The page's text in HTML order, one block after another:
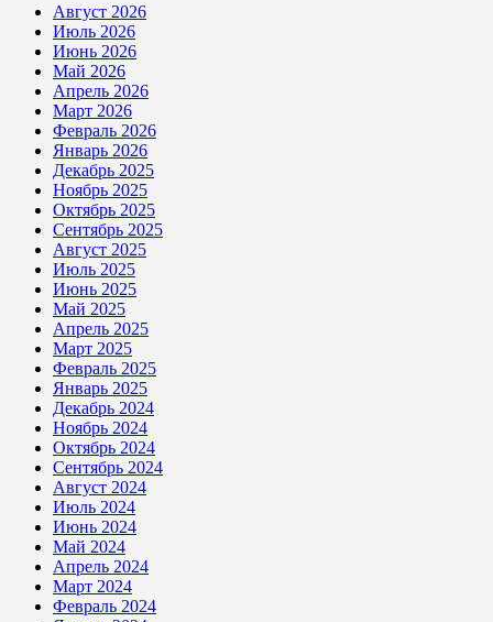
Август 2026
Июль 2026
Июнь 2026
Май 2026
Апрель 2026
Март 2026
Февраль 2026
Январь 2026
Декабрь 2025
Ноябрь 2025
Октябрь 2025
Сентябрь 2025
Август 2025
Июль 2025
Июнь 2025
Май 2025
Апрель 2025
Март 2025
Февраль 2025
Январь 2025
Декабрь 2024
Ноябрь 2024
Октябрь 2024
Сентябрь 2024
Август 2024
Июль 2024
Июнь 2024
Май 2024
Апрель 2024
Март 2024
Февраль 2024